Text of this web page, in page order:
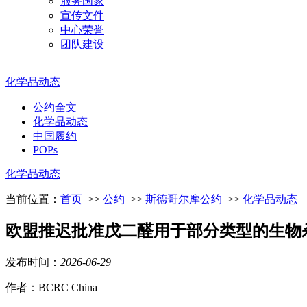
宣传文件
中心荣誉
团队建设
化学品动态
公约全文
化学品动态
中国履约
POPs
化学品动态
当前位置： 首页 >> 公约 >> 斯德哥尔摩公约 >> 化学品动态
欧盟推迟批准戊二醛用于部分类型的生物
发布时间： 2026-06-29
作者：BCRC China